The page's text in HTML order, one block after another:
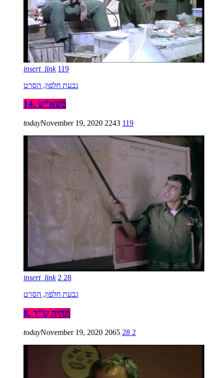
insert_link 119
גבעת חלפון, הסרט
14. בשא”ש
todayNovember 19, 2020 2243 119
insert_link 2 28
גבעת חלפון, הסרט
8. תהיה ש”ד
todayNovember 19, 2020 2065 28 2